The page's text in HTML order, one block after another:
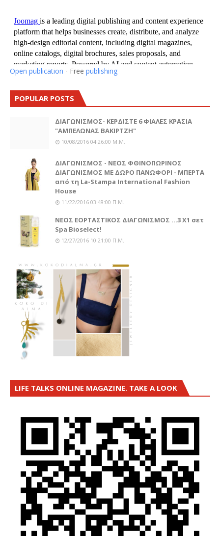
Open publication - Free publishing
POPULAR POSTS
ΔΙΑΓΩΝΙΣΜΟΣ- ΚΕΡΔΙΣΤΕ 6 ΦΙΑΛΕΣ ΚΡΑΣΙΑ
"ΑΜΠΕΛΩΝΑΣ ΒΑΚΙΡΤΖΗ"
10/08/2016 04:26:00 Μ.μ.
ΔΙΑΓΩΝΙΣΜΟΣ - ΝΕΟΣ ΦΘΙΝΟΠΩΡΙΝΟΣ
ΔΙΑΓΩΝΙΣΜΟΣ ΜΕ ΔΩΡΟ ΠΑΝΩΦΟΡΙ - ΜΠΕΡΤΑ
από τη La-Stampa International Fashion
House
11/22/2016 03:48:00 Π.μ.
ΝΕΟΣ ΕΟΡΤΑΣΤΙΚΟΣ ΔΙΑΓΩΝΙΣΜΟΣ ...3 Χ1 σετ
Spa Bioselect!
12/27/2016 10:21:00 Π.μ.
LIFE TALKS ONLINE MAGAZINE. TAKE A LOOK